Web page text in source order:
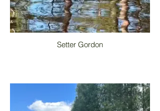
Setter Gordon